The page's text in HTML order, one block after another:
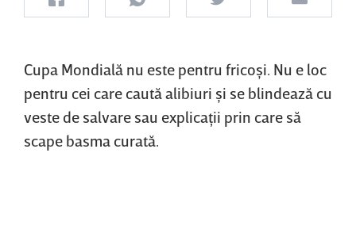
Cupa Mondială nu este pentru fricoşi. Nu e loc
pentru cei care caută alibiuri şi se blindează cu
veste de salvare sau explicaţii prin care să
scape basma curată.